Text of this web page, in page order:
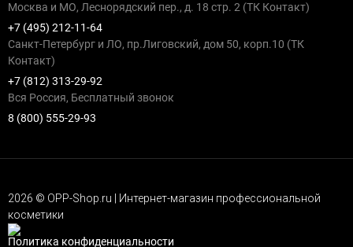
Москва и МО, Леснорядский пер., д. 18 стр. 2 (ТК Контакт)
+7 (495) 212-11-64
Санкт-Петербург и ЛО, пр.Лиговский, дом 50, корп.10 (ТК
Контакт)
+7 (812) 313-29-92
Вся Россия, Бесплатный звонок
8 (800) 555-29-93
2026 © OPP-Shop.ru | Интернет-магазин профессиональной
косметики
Политика конфиденциальности